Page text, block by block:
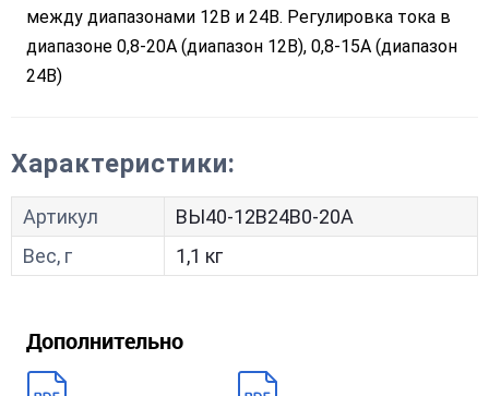
между диапазонами 12В и 24В. Регулировка тока в
диапазоне 0,8-20А (диапазон 12В), 0,8-15А (диапазон
24В)
Характеристики:
Артикул
ВЫ40-12В24В0-20А
Вес, г
1,1 кг
Дополнительно